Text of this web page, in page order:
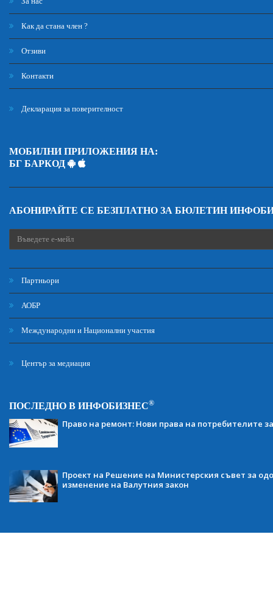
Как да стана член ?
Отзиви
Контакти
Декларация за поверителност
МОБИЛНИ ПРИЛОЖЕНИЯ НА:
БГ БАРКОД
АБОНИРАЙТЕ СЕ БЕЗПЛАТНО ЗА БЮЛЕТИН
Партньори
АОБР
Международни и Национални участия
Център за медиация
ПОСЛЕДНО В ИНФОБИЗНЕС®
Право на ремонт: Нови права на потребителите
Проект на Решение на Министерския съвет за
изменение на Валутния закон